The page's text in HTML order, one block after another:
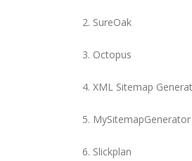
2. SureOak
3. Octopus
4. XML Sitemap
5. MySitemapGenerator
6. Slickplan